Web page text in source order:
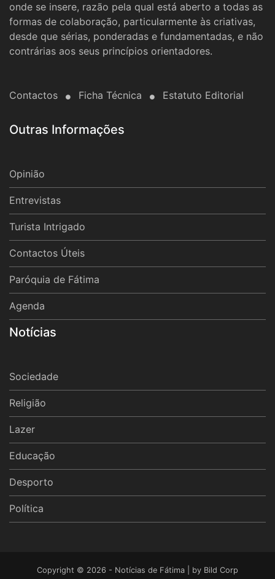
onde se insere, razão pela qual está aberto a todas as
formas de colaboração, particularmente às criativas,
desde que sérias, ponderadas e fundamentadas, e não
contrárias aos seus princípios orientadores.
Contactos Ficha Técnica Estatuto Editorial
Outras Informações
Opinião
Entrevistas
Turista Intrigado
Contactos Úteis
Paróquia de Fátima
Agenda
Notícias
Sociedade
Religião
Lazer
Educação
Desporto
Política
Copyright © 2026 - Notícias de Fátima | by Bild Corp